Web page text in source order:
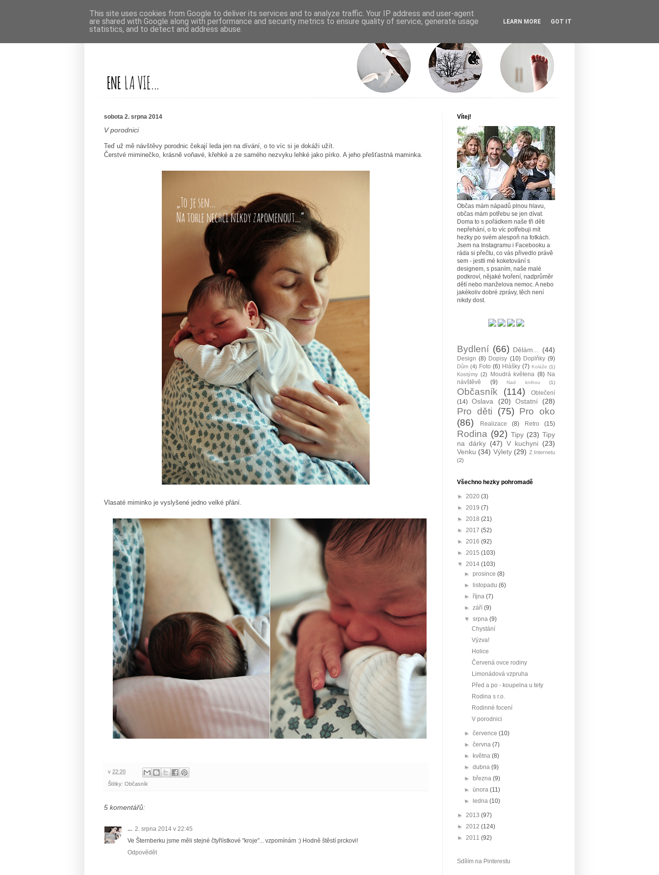
sobota 2. srpna 2014
V porodnici
Teď už mě návštěvy porodnic čekají leda jen na dívání, o to víc si je dokáži užít.
Čerstvé miminečko, krásně voňavé, křehké a ze samého nezvyku lehké jako pírko. A jeho přešťastná maminka.
Vlasaté miminko je vyslyšené jedno velké přání.
v 22:20
Štítky: Občasník
5 komentářů:
... 2. srpna 2014 v 22:45
Ve Šternberku jsme měli stejné čtyřlístkové "kroje"... vzpomínám :) Hodně štěstí prckovi!
Odpovědět
Vítej!
Občas mám nápadů plnou hlavu,
občas mám potřebu se jen dívat.
Doma to s pořádkem naše tři děti
nepřehání, o to víc potřebuji mít
hezky po svém alespoň na fotkách.
Jsem na Instagramu i Facebooku a
ráda si přečtu, co vás přivedlo právě
sem - jestli mé koketování s
designem, s psaním, naše malé
podkroví, nějaké tvoření, nadprůměr
dětí nebo manželova nemoc. A nebo
jakékoliv dobré zprávy, těch není
nikdy dost.
Bydlení (66) Dělám... (44)
Design (8) Dopisy (10) Doplňky (9)
Dům (4) Foto (6) Hlášky (7) Koláže (1)
Kostýmy (2) Moudrá květena (8) Na
návštěvě
(9) Nad knihou (1)
Občasník (114)
Oblečení
(14) Oslava (20) Ostatní (28)
Pro děti (75) Pro oko
(86)
Realizace (8) Retro (15)
Rodina (92) Tipy (23) Tipy
na dárky (47) V kuchyni (23)
Venku (34) Výlety (29) Z Internetu
(2)
Všechno hezky pohromadě
► 2020 (3)
► 2019 (7)
► 2018 (21)
► 2017 (52)
► 2016 (92)
► 2015 (103)
▼ 2014 (103)
►prosince(8)
►
listopadu(6)
►října(7)
►září(9)
▼srpna(9)
Chystání
Výzva!
Holice
Červená ovce rodiny
Limonádová vzpruha
Před a po - koupelna u tety
Rodina s r.o.
Rodinné focení
V porodnici
►července(10)
►června(7)
►
května(8)
►dubna(9)
►
března(9)
►února(11)
►
ledna(10)
► 2013 (97)
► 2012 (124)
► 2011 (92)
Sdílím na Pinterestu
This site uses cookies from Google to deliver its services and to analyze traffic. Your IP address and user-agent
are shared with Google along with performance and security metrics to ensure quality of service, generate usage
statistics, and to detect and address abuse.
LEARN MORE GOT IT